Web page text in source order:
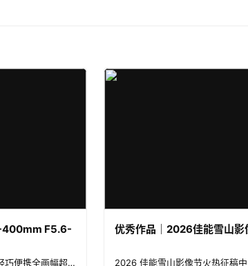
400mm F5.6-
2026年8月4日， 索尼（中国）有限公司正式发布轻巧便携全画幅超远摄变焦镜头FE 100-400m
优秀作品｜2026佳能雪山影